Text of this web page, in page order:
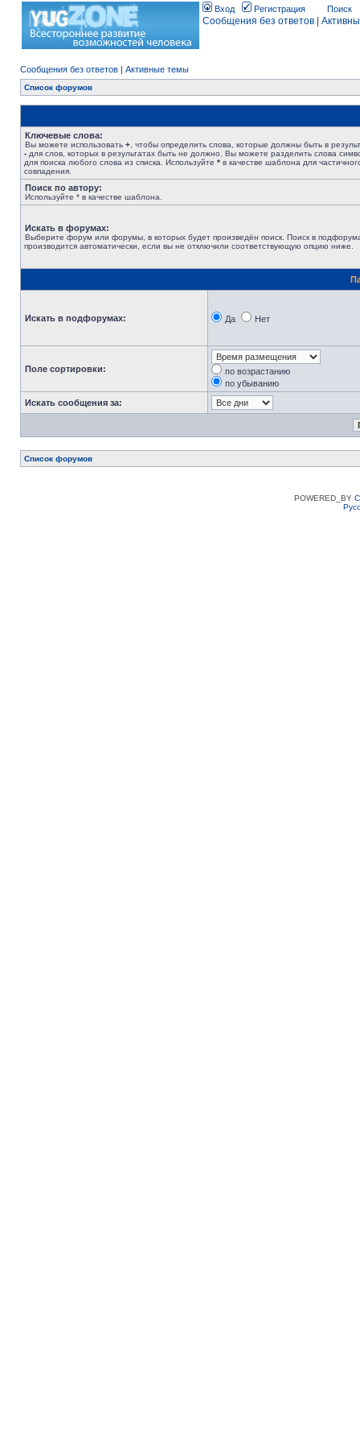
Вход Регистрация Поиск
Сообщения без ответов
Сообщения без ответов | Активные темы
Список форумов
Ключевые слова:
Вы можете использовать + , чтобы определить слова, которые должны быть в
- для слов, которых в результатах быть не должно. Вы можете разделить слова
для поиска любого слова из списка. Используйте * в качестве шаблона для
совпадения.
Поиск по автору:
Используйте * в качестве шаблона.
Искать в форумах:
Выберите форум или форумы, в которых будет произведён поиск. Поиск в
производится автоматически, если вы не отключили соответствующую опцию ниже.
Искать в подфорумах: Да Нет
Поле сортировки:
по возрастанию
по убыванию
Искать сообщения за:
Список форумов
POWERED_BY